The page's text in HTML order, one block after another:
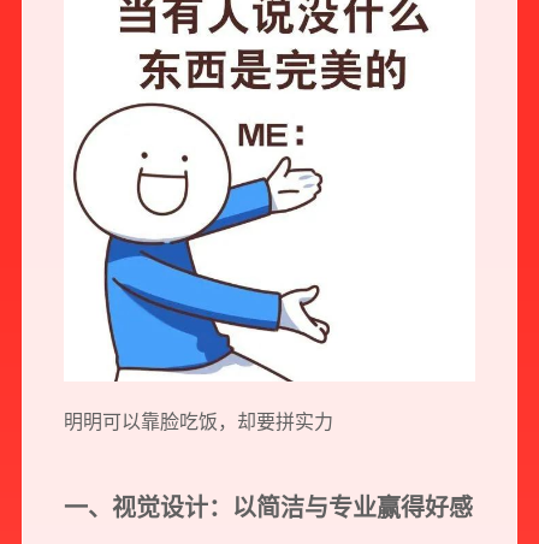
明明可以靠脸吃饭，却要拼实力
一、视觉设计：以简洁与专业赢得好感